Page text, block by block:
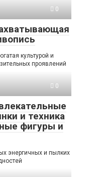
0
культурой и
проявлений
0
и техника
фигуры и
энергичных и пылких